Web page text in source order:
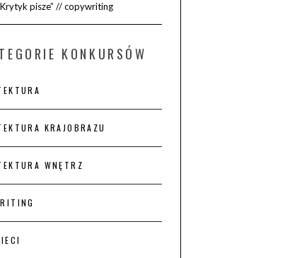
pisze” // copywriting
KONKURSÓW
KRAJOBRAZU
WNĘTRZ